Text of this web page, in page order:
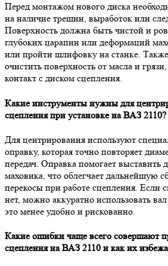
Перед монтажом нового диска
на наличие трещин, выработок или
Поверхность должна быть чистой и
глубоких царапин или деформаций
или пройти шлифовку на станке.
очистить поверхность от масла и
контакт с диском сцепления.
Какие инструменты нужны для
сцепления при установке на ВАЗ 2110?
Для центрирования используют
оправку, которая точно повторяет
передач. Оправка помогает выставить
маховика, что облегчает дальнейшую
перекосы при работе сцепления. Если
нет, можно аккуратно использовать
это менее удобно и рискованно.
Какие ошибки чаще всего совершают
сцепления на ВАЗ 2110 и как их